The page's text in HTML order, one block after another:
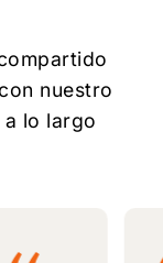
nuestro
lo largo